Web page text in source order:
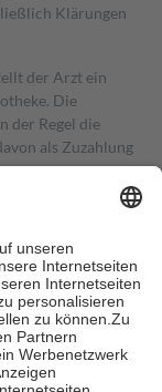
Klärungen
der Arzt ein
Die
der Regel die
als Zuzahlung
Höhe von zehn
die tatsächlichen
Apotheken.
die
Euro je
Gesundheit zu